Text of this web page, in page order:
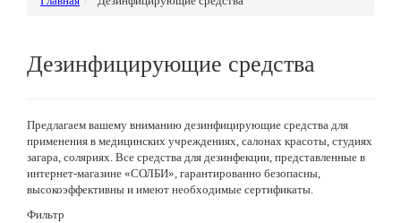
Дезинфицирующие средства
Предлагаем вашему вниманию дезинфицирующие средства для
применения в медицинских учреждениях, салонах красоты, студиях
загара, соляриях. Все средства для дезинфекции, представленные в
интернет-магазине «СОЛБИ», гарантированно безопасны,
высокоэффективны и имеют необходимые сертификаты.
Фильтр